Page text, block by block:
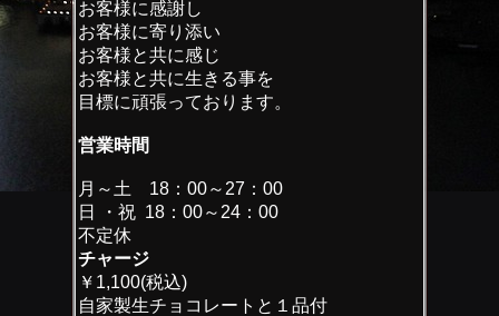
お客様に感謝し
お客様に寄り添い
お客様と共に感じ
お客様と共に生きる事を
目標に頑張っております。
営業時間
月～土 18：00～27：00
日 ・祝 18：00～24：00
不定休
チャージ
￥1,100(税込)
自家製生チョコレートと１品付